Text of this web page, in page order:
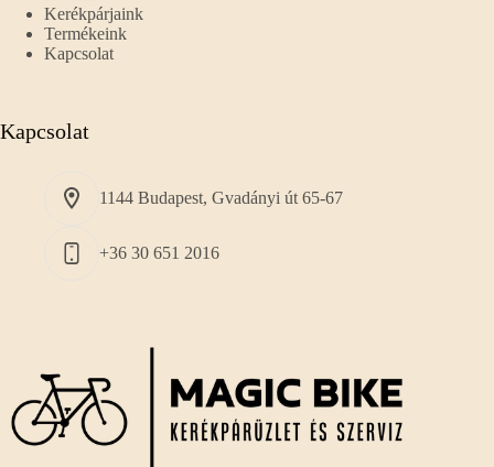
Kerékpárjaink
Termékeink
Kapcsolat
Kapcsolat
1144 Budapest, Gvadányi út 65-67
+36 30 651 2016